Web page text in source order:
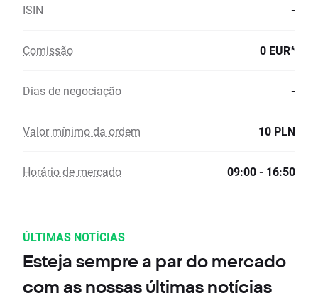
ISIN -
Comissão 0 EUR*
Dias de negociação -
Valor mínimo da ordem 10 PLN
Horário de mercado 09:00 - 16:50
ÚLTIMAS NOTÍCIAS
Esteja sempre a par do mercado
com as nossas últimas notícias